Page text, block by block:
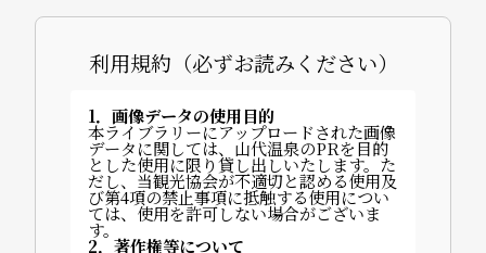
利用規約（必ずお読みください）
1．画像データの使用目的
本ライブラリーにアップロードされた画像
データに関しては、山代温泉のPRを目的
とした使用に限り貸し出しいたします。た
だし、当観光協会が不適切と認める使用及
び第4項の禁止事項に抵触する使用につい
ては、使用を許可しない場合がございま
す。
2．著作権等について